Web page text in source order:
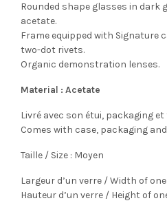
Rounded shape glasses in dark
acetate.
Frame equipped with Signature
two-dot rivets.
Organic demonstration lenses.
Material : Acetate
Livré avec son étui, packaging
Comes with case, packaging
Taille / Size : Moyen
Largeur d’un verre / Width of
Hauteur d’un verre / Height of